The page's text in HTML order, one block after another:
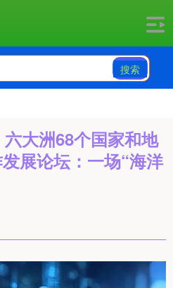
搜索
大洲68个国家和地
展论坛：一场“海洋